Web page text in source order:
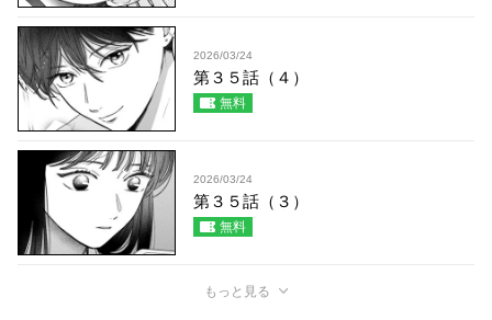
2026/03/24
第３５話（４）
無料
2026/03/24
第３５話（３）
無料
もっと見る